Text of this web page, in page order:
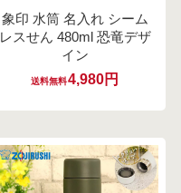
象印 水筒 名入れ シーム
レスせん 480ml 恐竜デザ
イン
送料無料4,980円